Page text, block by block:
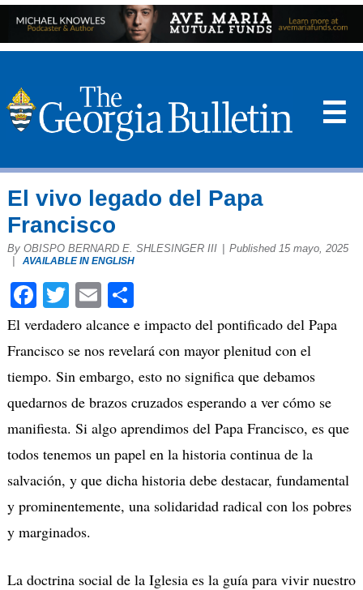
☰
El vivo legado del Papa
Francisco
By OBISPO BERNARD E. SHLESINGER III
Published 15 mayo, 2025
AVAILABLE IN ENGLISH
Facebook
Twitter
EmailCompartir
El verdadero alcance e impacto del pontificado del Papa
Francisco se nos revelará con mayor plenitud con el
tiempo. Sin embargo, esto no significa que debamos
quedarnos de brazos cruzados esperando a ver cómo se
manifiesta. Si algo aprendimos del Papa Francisco, es que
todos tenemos un papel en la historia continua de la
salvación, y que dicha historia debe destacar, fundamental
y prominentemente, una solidaridad radical con los pobres
y marginados.
La doctrina social de la Iglesia es la guía para vivir nuestro